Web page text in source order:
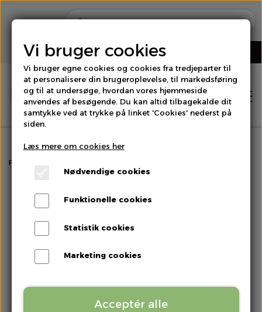
Hjem
Shop
Brød
Bær
Forside
Vi bruger cookies
Vi bruger egne cookies og cookies fra tredjeparter til
at personalisere din brugeroplevelse, til markedsføring
og til at undersøge, hvordan vores hjemmeside
anvendes af besøgende. Du kan altid tilbagekalde dit
samtykke ved at trykke på linket 'Cookies' nederst på
siden.
Læs mere om cookies her
Nødvendige cookies
Funktionelle cookies
Statistik cookies
Marketing cookies
Acceptér alle